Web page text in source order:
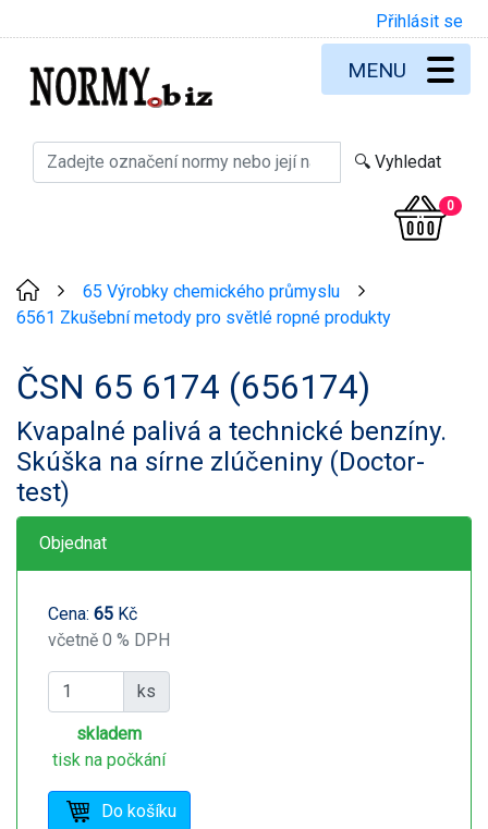
Přihlásit se
0
MENU
65 Výrobky chemického průmyslu
6561 Zkušební metody pro světlé ropné produkty
ČSN 65 6174 (656174)
Kvapalné palivá a technické benzíny.
Skúška na sírne zlúčeniny (Doctor-
test)
Objednat
Cena: 65 Kč
včetně 0 % DPH
ks
skladem
tisk na počkání